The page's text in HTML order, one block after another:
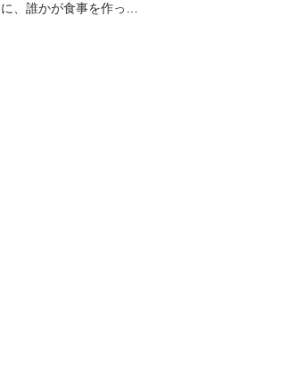
に、誰かが食事を作っ…